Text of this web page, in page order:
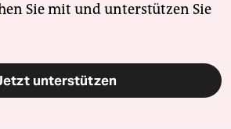
Sie mit und unterstützen Sie
unterstützen